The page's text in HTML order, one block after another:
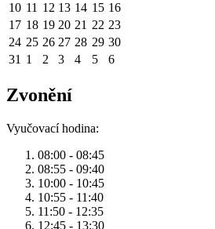
10 11 12 13 14 15 16
17 18 19 20 21 22 23
24 25 26 27 28 29 30
31 1 2 3 4 5 6
Zvonění
Vyučovací hodina:
08:00 - 08:45
08:55 - 09:40
10:00 - 10:45
10:55 - 11:40
11:50 - 12:35
12:45 - 13:30